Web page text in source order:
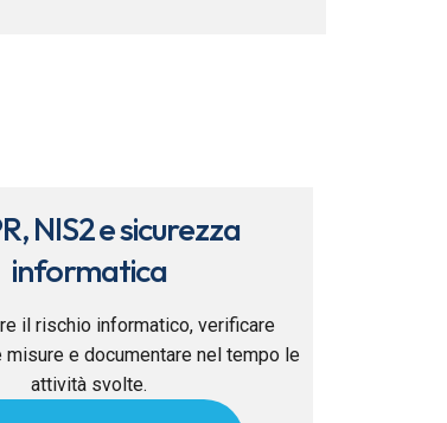
NIS2 e sicurezza
informatica
il rischio informatico, verificare
misure e documentare nel tempo le
attività svolte.